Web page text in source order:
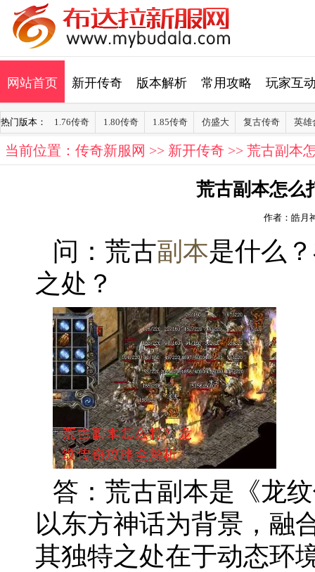
网站首页 新开传奇 版本解析 常用攻略 玩家互
热门版本： 1.76传奇 1.80传奇 1.85传奇 仿盛大 复古传奇 英雄
当前位置： 传奇新服网 >> 新开传奇 >> 荒古副本
荒古副本怎么
作者：皓月
问：荒古副本是什么
之处？
答：荒古副本是《龙
以东方神话为背景，融
其独特之处在于动态